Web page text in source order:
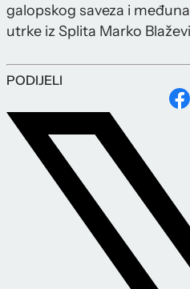
galopskog saveza i
utrke iz Splita Marko
PODIJELI